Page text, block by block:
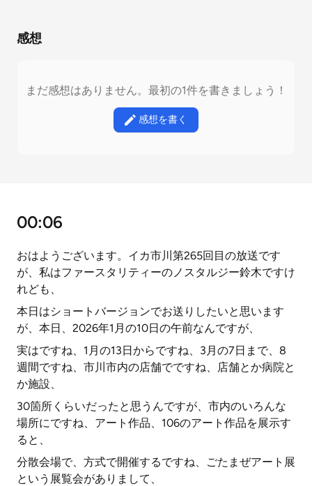
感想
まだ感想はありません。最初の1件を書きましょう！
感想を書く
00:06
おはようございます。イカ市川第265回目の放送です
が、私はファースタリティーのノスタルジー鈴木ですけ
れども、
本日はショートバージョンでお送りしたいと思います
が、本日、2026年1月の10日の午前なんですが、
実はですね、1月の13日からですね、3月の7日まで、8
週間ですね、市川市内の店舗でですね、店舗とか病院と
か施設、
30箇所くらいだったと思うんですが、市内のいろんな
場所にですね、アート作品、106のアート作品を展示す
ると、
分散会場で、方式で開催するですね、ごたまぜアート展
という展覧会がありまして、